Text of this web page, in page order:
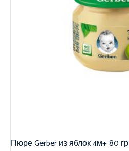
Пюре Gerber из яблок 4м+ 80 гр